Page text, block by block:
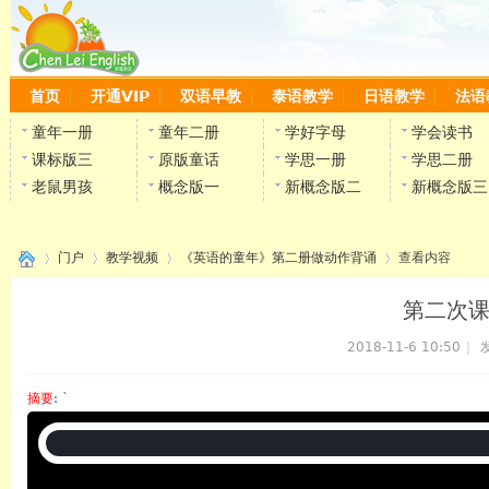
首页 开通VIP 双语早教 泰语教学 日语教学 法语
童年一册 童年二册 学好字母
学会读书
课标版三
原版童话 学思一册
学思二册
老鼠男孩
概念版一 新概念版二 新概念版三
陈雷
门户 教学视频 《英语的童年》第二册做动作背诵
›
查看内容
第二次
2018-11-6 10:50
摘要: `